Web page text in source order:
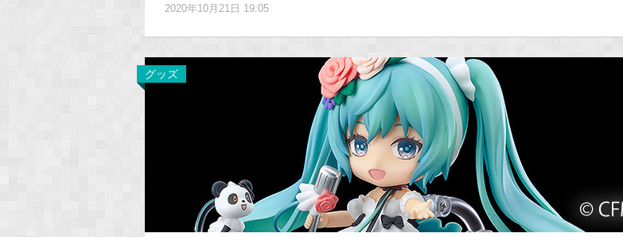
2020年10月21日 19:05
グッズ